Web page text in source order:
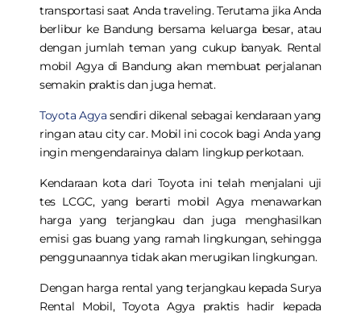
transportasi saat Anda traveling. Terutama jika Anda
berlibur ke Bandung bersama keluarga besar, atau
dengan jumlah teman yang cukup banyak. Rental
mobil Agya di Bandungakan membuat perjalanan
semakin praktis dan juga hemat.
Toyota Agya sendiri dikenal sebagai kendaraan yang
ringan atau city car. Mobil ini cocok bagi Anda yang
ingin mengendarainya dalam lingkup perkotaan.
Kendaraan kota dari Toyota ini telah menjalani uji
tes LCGC, yang berarti mobil Agya menawarkan
harga yang terjangkau dan juga menghasilkan
emisi gas buang yang ramah lingkungan, sehingga
penggunaannya tidak akan merugikan lingkungan.
Dengan harga rental yang terjangkau kepada Surya
Rental Mobil, Toyota Agya praktis hadir kepada